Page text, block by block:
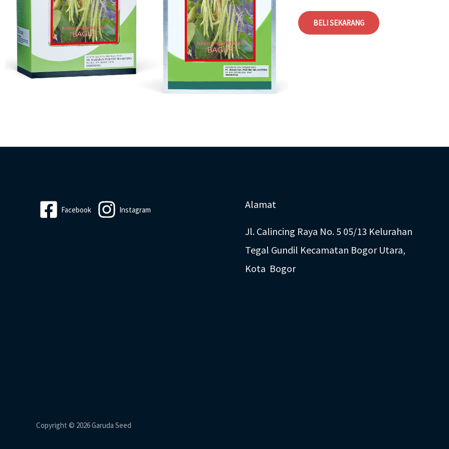
BELI SEKARANG
Facebook Instagram Alamat
Jl. Calincing Raya No. 5 05/13 Kelurahan
Tegal Gundil Kecamatan Bogor Utara,
Kota Bogor
Copyright © 2026 Garuda Seed